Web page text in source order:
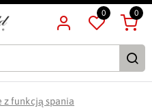
0 0
z funkcją spania